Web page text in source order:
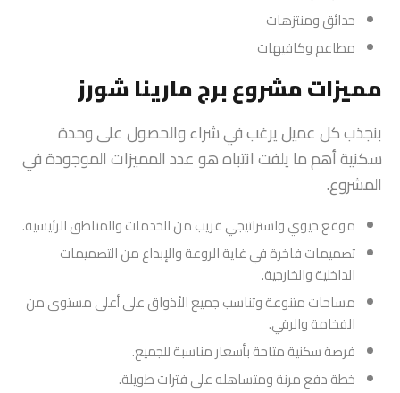
حدائق ومنتزهات
مطاعم وكافيهات
مميزات مشروع برج مارينا شورز
بنجذب كل عميل يرغب في شراء والحصول على وحدة
سكنية أهم ما يلفت انتباه هو عدد المميزات الموجودة في
المشروع.
موقع حيوي واستراتيجي قريب من الخدمات والمناطق الرئيسية.
تصميمات فاخرة في غاية الروعة والإبداع من التصميمات
الداخلية والخارجية.
مساحات متنوعة وتناسب جميع الأذواق على أعلى مستوى من
الفخامة والرقي.
فرصة سكنية متاحة بأسعار مناسبة للجميع.
خطة دفع مرنة ومتساهله على فترات طويلة.